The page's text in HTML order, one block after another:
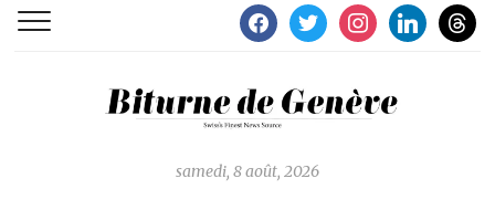
facebooktwitterinstagramlinkedinthreads
samedi, 8 août, 2026